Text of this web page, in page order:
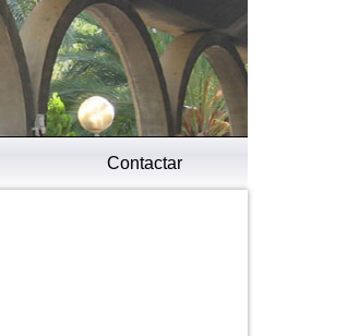
Contactar